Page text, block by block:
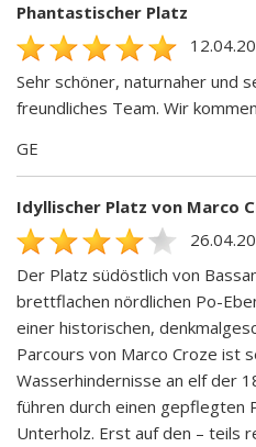
Phantastischer Platz
Sehr schöner, naturnaher und
freundliches Team. Wir
GE
Idyllischer Platz von Marco
Der Platz südöstlich von
brettflachen nördlichen Po-
einer historischen,
Parcours von Marco Croze ist
Wasserhindernisse an elf der
führen durch einen gepflegten
Unterholz. Erst auf den – teils